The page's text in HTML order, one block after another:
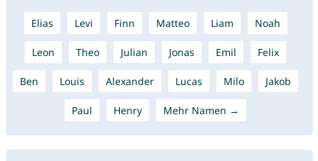
Elias Levi Finn Matteo Liam Noah
Leon Theo Julian Jonas Emil Felix
Ben Louis Alexander Lucas Milo Jakob
Paul Henry Mehr Namen →